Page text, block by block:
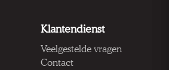
Klantendienst
Veelgestelde vragen
Contact